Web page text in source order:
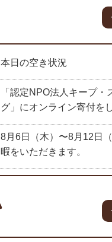
本日の空き状況
「認定NPO法人キープ・
グ」にオンライン寄付を
8月6日（木）〜8月12日
暇をいただきます。